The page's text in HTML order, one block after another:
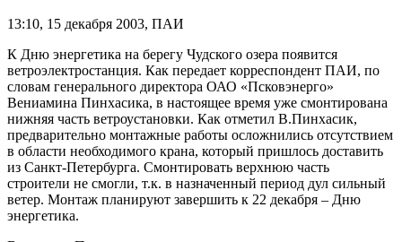
13:10, 15 декабря 2003, ПАИ
К Дню энергетика на берегу Чудского озера появится
ветроэлектростанция. Как передает корреспондент ПАИ, по
словам генерального директора ОАО «Псковэнерго»
Вениамина Пинхасика, в настоящее время уже смонтирована
нижняя часть ветроустановки. Как отметил В.Пинхасик,
предварительно монтажные работы осложнились отсутствием
в области необходимого крана, который пришлось доставить
из Санкт-Петербурга. Смонтировать верхнюю часть
строители не смогли, т.к. в назначенный период дул сильный
ветер. Монтаж планируют завершить к 22 декабря – Дню
энергетика.